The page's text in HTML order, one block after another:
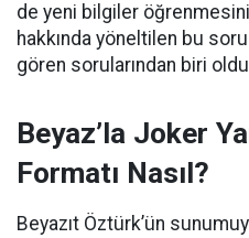
de yeni bilgiler
hakkında yöneltilen bu
gören sorularından biri
Beyaz’la Joker
Formatı Nasıl?
Beyazıt Öztürk’ün